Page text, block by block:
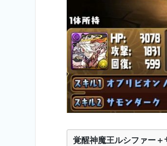
覚醒神魔王ルシファー＋